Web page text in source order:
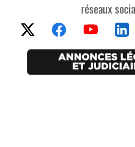
réseaux